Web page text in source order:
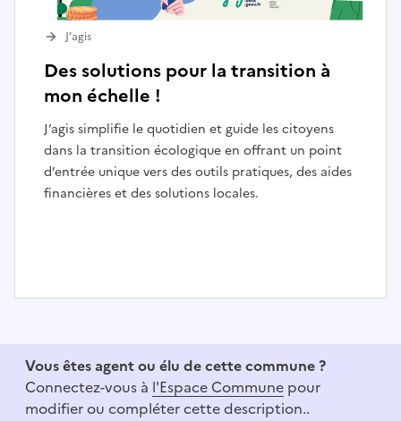
Des solutions pour la transition à
mon échelle !
J’agis simplifie le quotidien et guide les citoyens
dans la transition écologique en offrant un point
d’entrée unique vers des outils pratiques, des aides
financières et des solutions locales.
J’agis
Vous êtes agent ou élu de cette commune ?
Connectez-vous à l'Espace Commune pour
modifier ou compléter cette description..